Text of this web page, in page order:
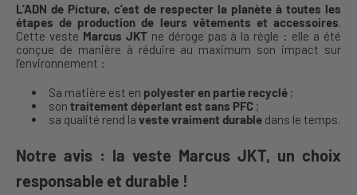
L’ADN de Picture, c’est de respecter la planète à toutes les
étapes de production de leurs vêtements et accessoires.
Cette veste Marcus JKTne déroge pas à la règle : elle a été
conçue de manière à réduire au maximum son impact sur
l’environnement :
Sa matière est en polyester en partie recyclé ;
son traitement déperlant est sans PFC ;
sa qualité rend la veste vraiment durable dans le temps.
Notre avis : la veste Marcus JKT, un choix
responsable et durable !